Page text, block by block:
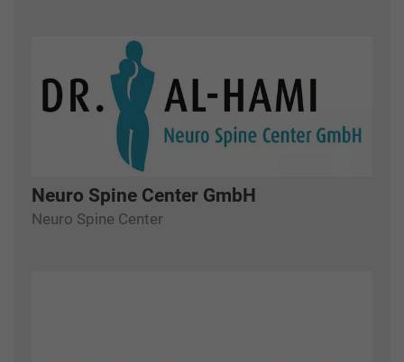
Neuro Spine Center GmbH
Neuro Spine Center